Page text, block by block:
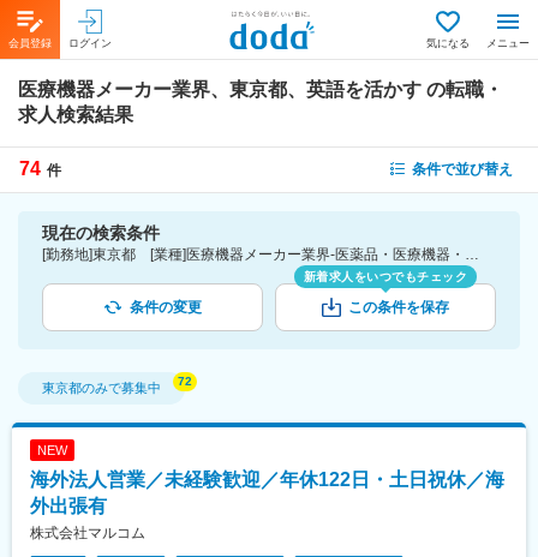
会員登録 ログイン 気になる メニュー
医療機器メーカー業界、東京都、英語を活かす の転職・
求人検索結果
74 件 条件で並び替え
現在の検索条件
[勤務地]東京都 [業種]医療機器メーカー業界-医薬品・医療機器・ライフサイエンス・医療系サービス [詳細条件](語学)英語を活かす
条件の変更
新着求人をいつでもチェック
この条件を保存
東京都のみで募集中
NEW
海外法人営業／未経験歓迎／年休122日・土日祝休／海
外出張有
株式会社マルコム